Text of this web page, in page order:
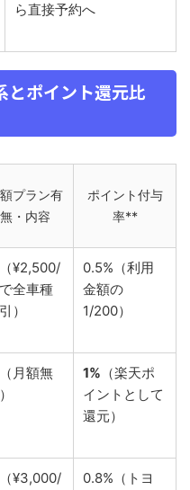
ら直接予約へ
とポイント還元比
プラン有
無・内容
ポイント付与
率**
¥2,500/
全車種
）
0.5%（利用
金額の
1/200）
月額無
1% （楽天ポ
イントとして
還元）
¥3,000/
0.8%（トヨ